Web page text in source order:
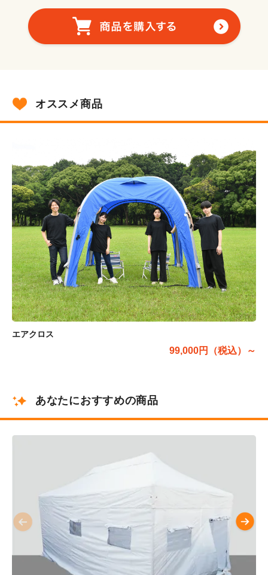
オススメ商品
エアクロス
99,000円（税込）～
あなたにおすすめの商品